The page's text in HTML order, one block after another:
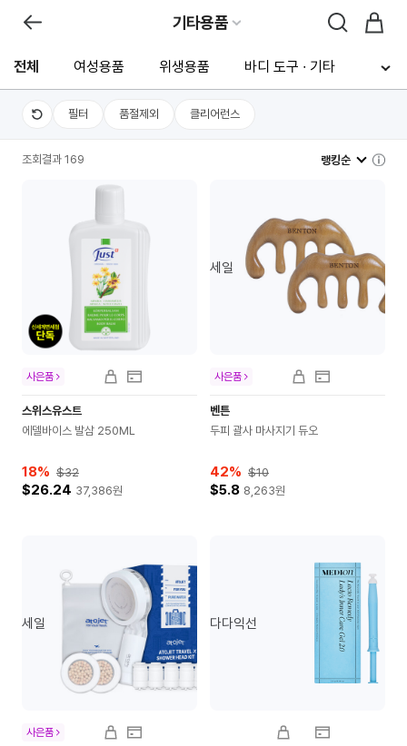
기타용품
전체 여성용품 위생용품 바디 도구 ∙ 기타
필터 품절제외 클리어런스
조회결과 169 랭킹순
스위스유스트
에델바이스 발삼 250ML
18% $32
$26.24 37,386원
사은품
세일
벤튼
두피 괄사 마사지기 듀오
42% $10
$5.8 8,263원
사은품
세일
사은품
다다익선